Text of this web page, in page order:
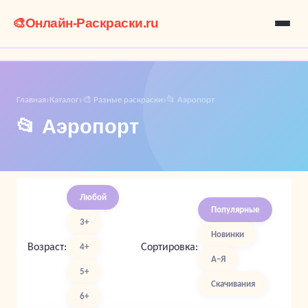
🎨Онлайн-Раскраски.ru
Главная›Каталог›🎨 Разные раскраски›📂 Аэропорт
📂 Аэропорт
Возраст:
Любой
3+
4+
5+
6+
Сортировка:
Популярные
Новинки
А–Я
Скачивания